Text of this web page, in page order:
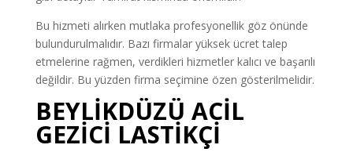
Bu hizmeti alırken mutlaka profesyonellik göz önünde
bulundurulmalıdır. Bazı firmalar yüksek ücret talep
etmelerine rağmen, verdikleri hizmetler kalıcı ve başarılı
değildir. Bu yüzden firma seçimine özen gösterilmelidir.
BEYLİKDÜZÜ ACİL
GEZİCİ LASTİKÇİ